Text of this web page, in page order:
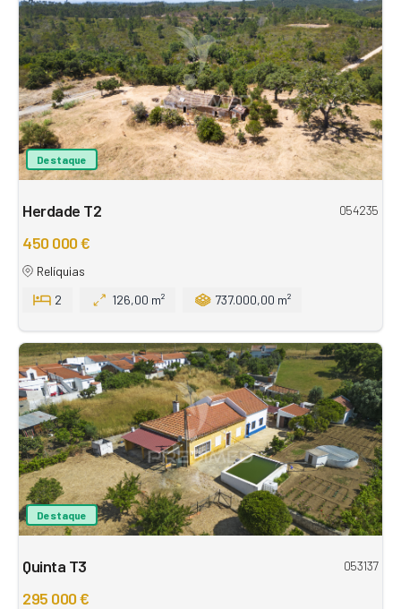
Destaque
Herdade T2 054235
450 000 €
Relíquias
2
126,00 m² 737.000,00 m²
Destaque
Quinta T3 053137
295 000 €